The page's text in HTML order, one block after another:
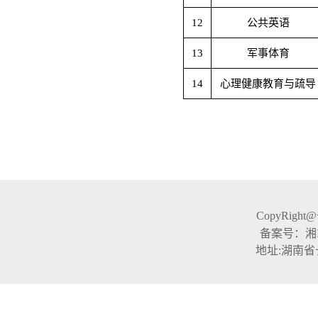
12 公共英语
13 军事体育
14 心理健康教育与疏导
备案号：湘
地址:湖南